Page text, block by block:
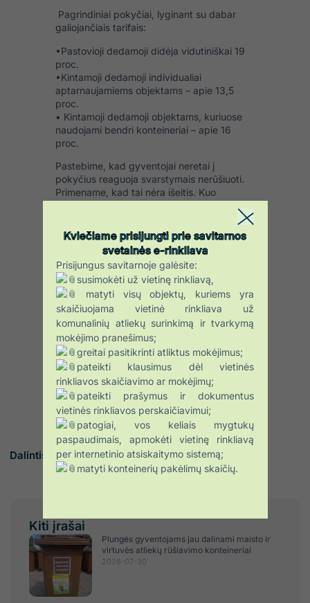
Pagrindiniai pokyčiai, lyginant su dabar
galiojančiais tarifais:
•Pastovioji dedamoji didėja vidutiniškai 19
proc.
•Kintamoji dedamoji individualiai
aptarnaujamiems objektams – apie 13,5
proc.
• Kintamoji dedamoji objektams, kuriuose
naudojami bendri konteineriai – apie 16
proc.
Pastebime, kad gyventojai neretai į
pokyčius reaguoja svarstymais nerūšiuoti.
Primename, kad tai nėra išeitis. Kuo
sutvarkymas. O šiuos kaštus galiausiai
tenka padengti visiems solidariai.
Be to, nerūšiuojant arba pažeidžiant atliekų
tvarkymo taisykles, gali grėsti ir
administracinė atsakomybė.
Rūšiavimas nėra papildoma prievolė – tai
mūsų visų pareiga, padedanti mažinti
atliekų kiekius, saugoti aplinką ir išvengti
papildomų išlaidų visai bendruomenei.
Dalintis :
Kiti įrašai
Plungės gyventojams jau dalinami maisto ir
virtuvės atliekų rūšiavimo konteineriai
2026-07-30
Kviečiame prisijungti prie savitarnos
svetainės e-rinkliava
Prisijungus savitarnoje galėsite:
susimokėti už vietinę rinkliavą,
matyti visų objektų, kuriems yra
skaičiuojama vietinė rinkliava už
komunalinių atliekų surinkimą ir tvarkymą
mokėjimo pranešimus;
greitai pasitikrinti atliktus mokėjimus;
pateikti klausimus dėl vietinės
rinkliavos skaičiavimo ar mokėjimų;
pateikti prašymus ir dokumentus
vietinės rinkliavos perskaičiavimui;
patogiai, vos keliais mygtukų
paspaudimais, apmokėti vietinę rinkliavą
per internetinio atsiskaitymo sistemą;
matyti konteinerių pakėlimų skaičių.